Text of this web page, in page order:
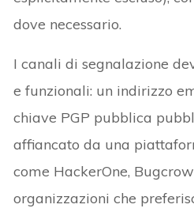
dove necessario.
I canali di segnalazione
e funzionali: un indirizzo
chiave PGP pubblica
affiancato da una
come HackerOne,
organizzazioni che